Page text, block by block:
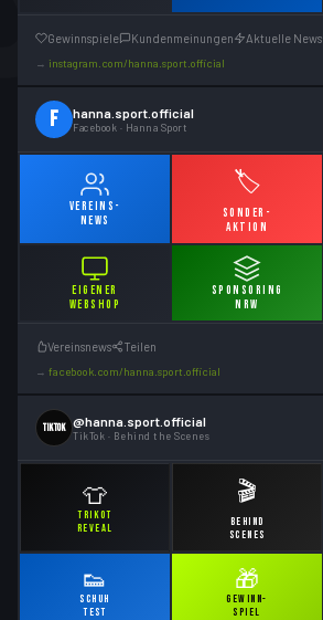
Gewinnspiele Kundenmeinungen Aktuelle News
→ instagram.com/hanna.sport.official
f hanna.sport.official
Facebook · Hanna Sport
VEREINS-
NEWS
🏷️
SONDER-
AKTION
EIGENER
WEBSHOP
SPONSORING
NRW
Vereinsnews Teilen
→ facebook.com/hanna.sport.official
TikTok @hanna.sport.official
TikTok · Behind the Scenes
👕
TRIKOT
REVEAL
🎬
BEHIND
SCENES
👟
SCHUH
TEST
🎁
GEWINN-
SPIEL